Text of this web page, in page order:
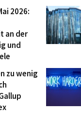
2026:
an der
und
zu wenig